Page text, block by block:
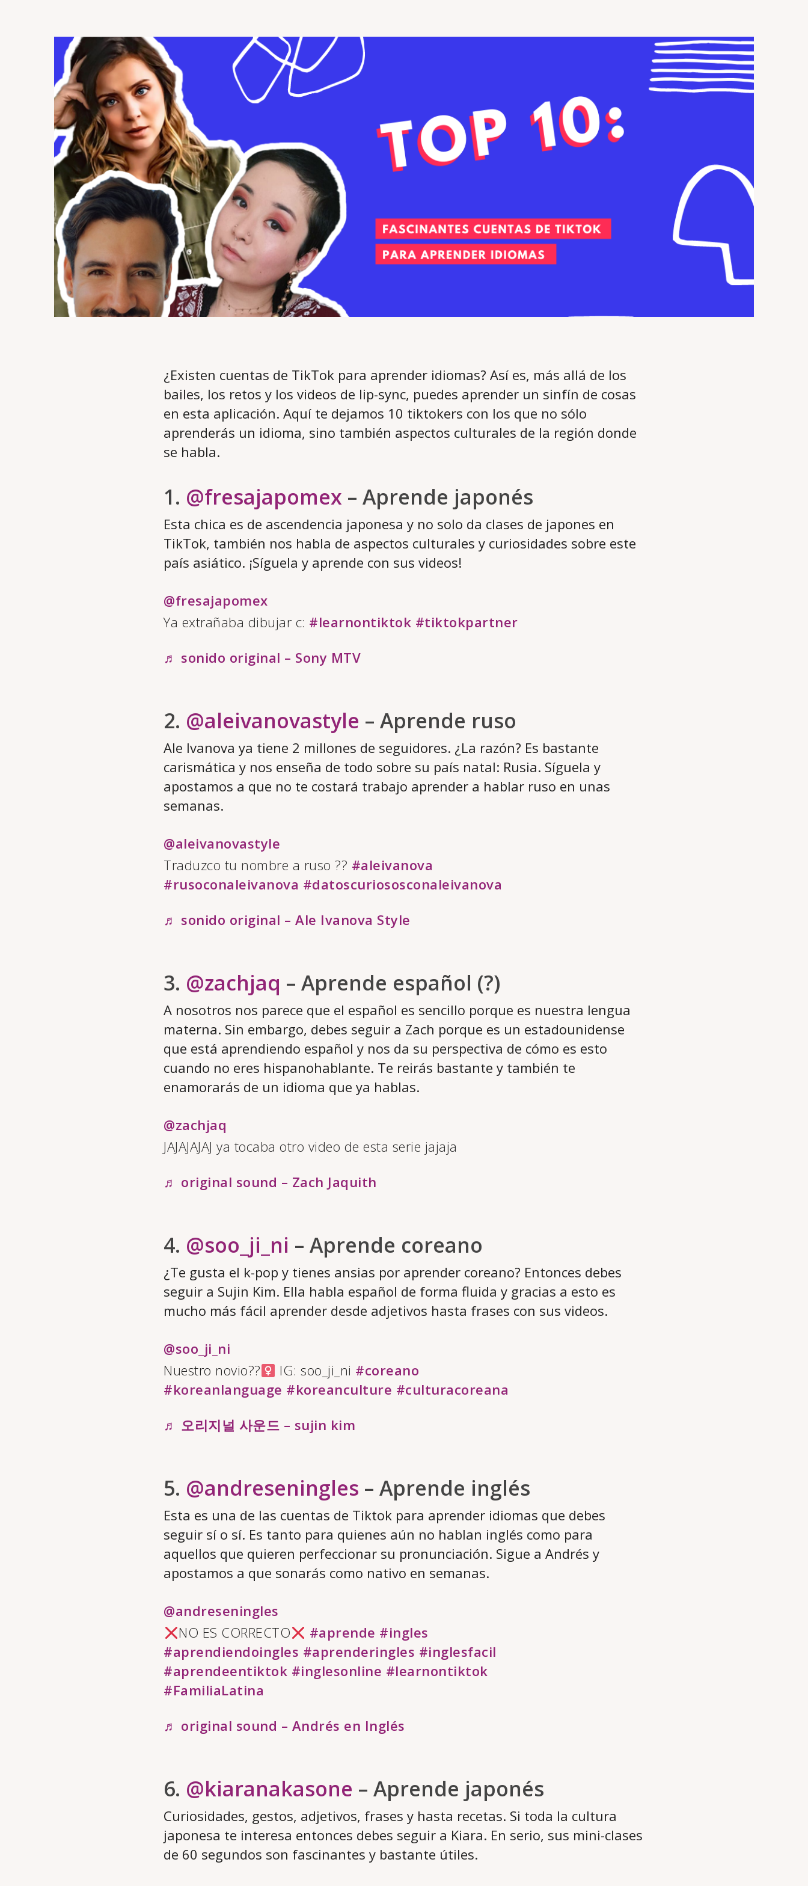
¿Existen cuentas de TikTok para aprender idiomas? Así es, más allá de los
bailes, los retos y los videos de lip-sync, puedes aprender un sinfín de cosas
en esta aplicación. Aquí te dejamos 10 tiktokers con los que no sólo
aprenderás un idioma, sino también aspectos culturales de la región donde
se habla.
1. @fresajapomex – Aprende japonés
Esta chica es de ascendencia japonesa y no solo da clases de japones en
TikTok, también nos habla de aspectos culturales y curiosidades sobre este
país asiático. ¡Síguela y aprende con sus videos!
@fresajapomex
Ya extrañaba dibujar c: #learnontiktok #tiktokpartner
♬ sonido original – Sony MTV
2. @aleivanovastyle – Aprende ruso
Ale Ivanova ya tiene 2 millones de seguidores. ¿La razón? Es bastante
carismática y nos enseña de todo sobre su país natal: Rusia. Síguela y
apostamos a que no te costará trabajo aprender a hablar ruso en unas
semanas.
@aleivanovastyle
Traduzco tu nombre a ruso ?? #aleivanova
#rusoconaleivanova #datoscuriososconaleivanova
♬ sonido original – Ale Ivanova Style
3. @zachjaq – Aprende español (?)
A nosotros nos parece que el español es sencillo porque es nuestra lengua
materna. Sin embargo, debes seguir a Zach porque es un estadounidense
que está aprendiendo español y nos da su perspectiva de cómo es esto
cuando no eres hispanohablante. Te reirás bastante y también te
enamorarás de un idioma que ya hablas.
@zachjaq
JAJAJAJAJ ya tocaba otro video de esta serie jajaja
♬ original sound – Zach Jaquith
4. @soo_ji_ni – Aprende coreano
¿Te gusta el k-pop y tienes ansias por aprender coreano? Entonces debes
seguir a Sujin Kim. Ella habla español de forma fluida y gracias a esto es
mucho más fácil aprender desde adjetivos hasta frases con sus videos.
@soo_ji_ni
Nuestro novio??‍
IG: soo_ji_ni #coreano
#koreanlanguage #koreanculture #culturacoreana
♬ 오리지널 사운드 – sujin kim
5. @andreseningles – Aprende inglés
Esta es una de las cuentas de Tiktok para aprender idiomas que debes
seguir sí o sí. Es tanto para quienes aún no hablan inglés como para
aquellos que quieren perfeccionar su pronunciación. Sigue a Andrés y
apostamos a que sonarás como nativo en semanas.
@andreseningles
NO ES CORRECTO
#aprende #ingles
#aprendiendoingles #aprenderingles #inglesfacil
#aprendeentiktok #inglesonline #learnontiktok
#FamiliaLatina
♬ original sound – Andrés en Inglés
6. @kiaranakasone – Aprende japonés
Curiosidades, gestos, adjetivos, frases y hasta recetas. Si toda la cultura
japonesa te interesa entonces debes seguir a Kiara. En serio, sus mini-clases
de 60 segundos son fascinantes y bastante útiles.